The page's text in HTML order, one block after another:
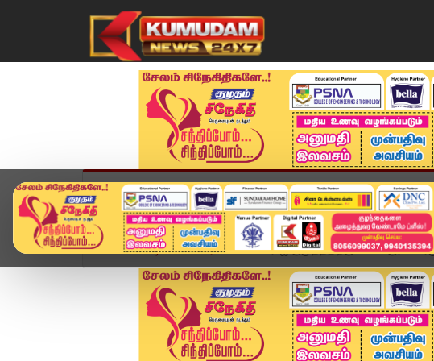
முகப்பு விளையாட்டு அண்மை தமிழ்நாடு சினிமா
Home வீடியோ ஸ்டோரி "பாக்யராஜ் குமுதத்திற்கு..." கவிஞர்